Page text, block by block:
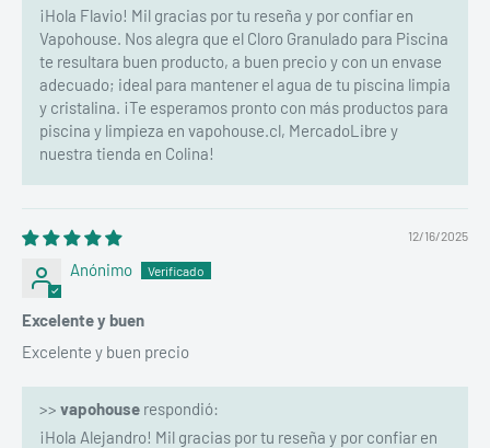
¡Hola Flavio! Mil gracias por tu reseña y por confiar en
Vapohouse. Nos alegra que el Cloro Granulado para Piscina
te resultara buen producto, a buen precio y con un envase
adecuado; ideal para mantener el agua de tu piscina limpia
y cristalina. ¡Te esperamos pronto con más productos para
piscina y limpieza en vapohouse.cl, MercadoLibre y
nuestra tienda en Colina!
12/16/2025
Anónimo
Excelente y buen
Excelente y buen precio
>> vapohouse respondió:
¡Hola Alejandro! Mil gracias por tu reseña y por confiar en